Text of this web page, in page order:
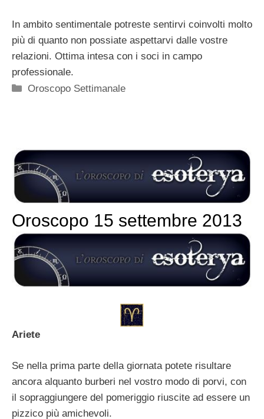
In ambito sentimentale potreste sentirvi coinvolti molto
più di quanto non possiate aspettarvi dalle vostre
relazioni. Ottima intesa con i soci in campo
professionale.
Categorie
Oroscopo Settimanale
Oroscopo 15 settembre 2013
Ariete
Se nella prima parte della giornata potete risultare
ancora alquanto burberi nel vostro modo di porvi, con
il sopraggiungere del pomeriggio riuscite ad essere un
pizzico più amichevoli.